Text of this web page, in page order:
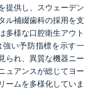
提供し、スウェーデン
ル補綴歯科の採用を支
多様な口腔衛生アウト
い予防指標を示す一
られ、異質な機器ニー
ュアンスが総じてヨー
ームを多様化していま